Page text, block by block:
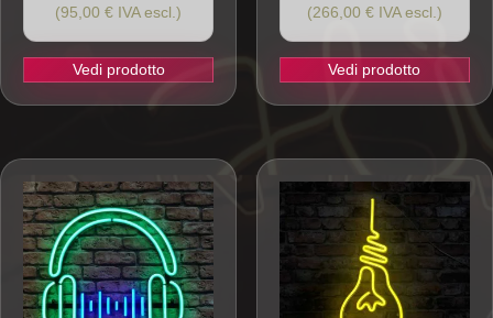
(95,00 € IVA escl.)
Vedi prodotto
varianti.
Le
opzioni
possono
essere
(266,00 € IVA escl.)
Vedi prodotto